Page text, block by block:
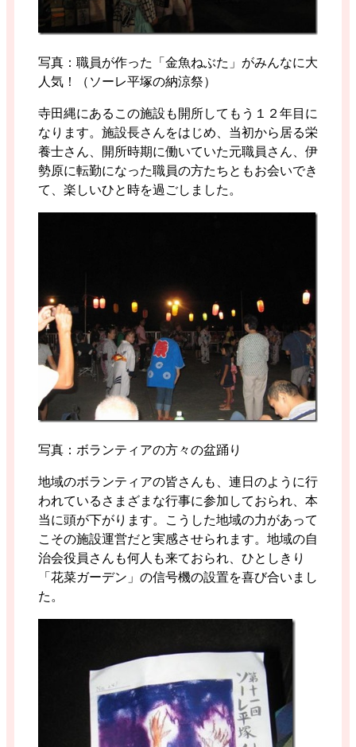
写真：職員が作った「金魚ねぶた」がみんなに大
人気！（ソーレ平塚の納涼祭）
寺田縄にあるこの施設も開所してもう１２年目に
なります。施設長さんをはじめ、当初から居る栄
養士さん、開所時期に働いていた元職員さん、伊
勢原に転勤になった職員の方たちともお会いでき
て、楽しいひと時を過ごしました。
写真：ボランティアの方々の盆踊り
地域のボランティアの皆さんも、連日のように行
われているさまざまな行事に参加しておられ、本
当に頭が下がります。こうした地域の力があって
こその施設運営だと実感させられます。地域の自
治会役員さんも何人も来ておられ、ひとしきり
「花菜ガーデン」の信号機の設置を喜び合いまし
た。